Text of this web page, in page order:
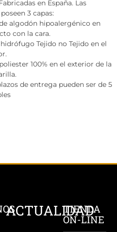
en España. Las
3 capas:
algodón hipoalergénico en
con la cara.
Tejido no Tejido en el
100% en el exterior de la
de entrega pueden ser de 5
ACTUALIDAD
TIENDA
ON-LINE